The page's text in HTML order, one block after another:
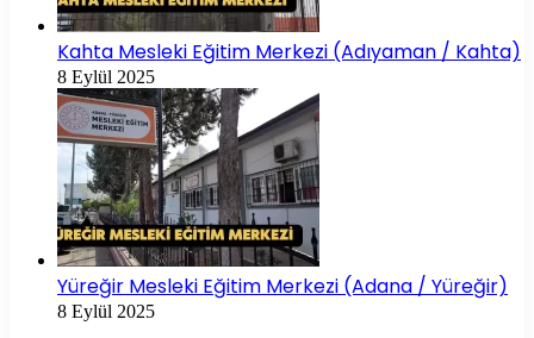
Kahta Mesleki Eğitim Merkezi (Adıyaman / Kahta)
8 Eylül 2025
Yüreğir Mesleki Eğitim Merkezi (Adana / Yüreğir)
8 Eylül 2025